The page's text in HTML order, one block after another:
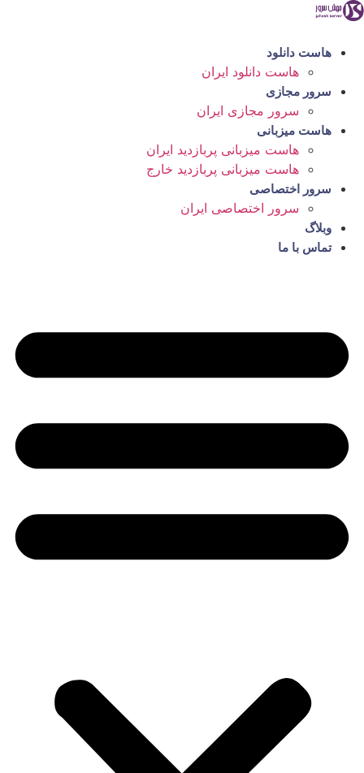
پرش
محتوا
هاست دانلود
هاست دانلود ایران
سرور مجازی
سرور مجازی ایران
هاست میزبانی
هاست میزبانی پربازدید ایران
هاست میزبانی پربازدید خارج
سرور اختصاصی
سرور اختصاصی ایران
وبلاگ
تماس با ما